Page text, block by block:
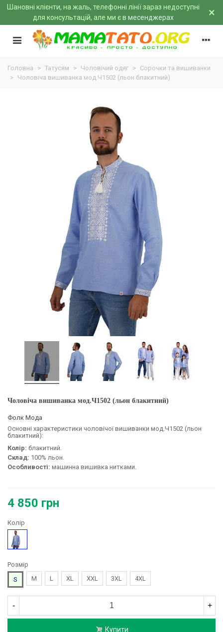
Шановні клієнти, на жаль, телефонні лінії зараз недоступні
для консультацій, але ми єв месенджерах ×
Головна > Татусям > Чоловічий одяг > Сорочки та вишиванки
> Чоловіча вишиванка мод.Ч1502 (льон блакитний)
Чоловіча вишиванка мод.Ч1502 (льон блакитний)
Фолк Мода
Основні характеристики чоловічої вишиванки мод.Ч1502 (льон
блакитний):
Колір: блакитний.
Склад: 100% льон.
Особливості: машинна вишивка нитками.
4 850 грн
Колір
Блакитний
Розмір
S
M L XL XXL 3XL 4XL
- +
Купити